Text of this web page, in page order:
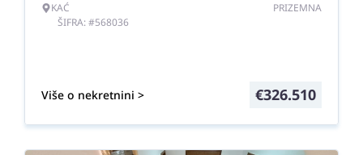
KAĆ
ŠIFRA: #568036
PRIZEMNA
Više o nekretnini > €326.510